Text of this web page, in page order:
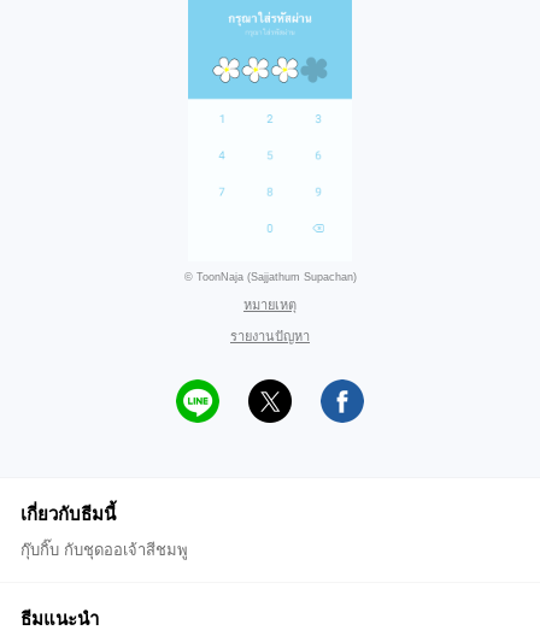
© ToonNaja (Sajjathum Supachan)
หมายเหตุ
รายงานปัญหา
เกี่ยวกับธีมนี้
กุ๊บกิ๊บ กับชุดออเจ้าสีชมพู
ธีมแนะนำ